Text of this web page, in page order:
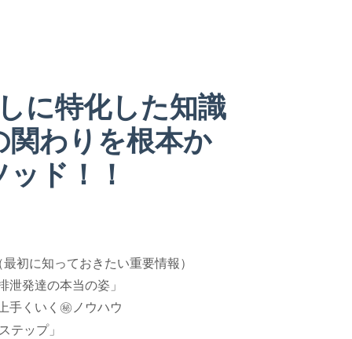
に特化した知識
わりを根本か
ド！！
初に知っておきたい重要情報）
発達の本当の姿」
手くいく㊙ノウハウ
テップ」